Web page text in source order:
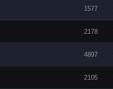
1577
2178
4897
2105